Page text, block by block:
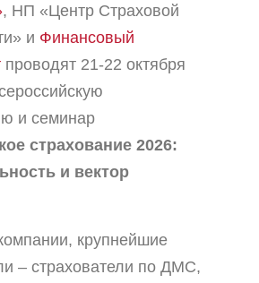
, НП «Центр Страховой
и Финансовый
проводят 21-22 октября
и семинар
страхование 2026:
и вектор
крупнейшие
– страхователи по ДМС,